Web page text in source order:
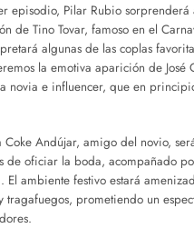
episodio, Pilar Rubio sorprenderá
de Tino Tovar, famoso en el
algunas de las coplas
la emotiva aparición de José
novia e influencer, que en
Coke Andújar, amigo del novio,
de oficiar la boda, acompañado
El ambiente festivo estará
tragafuegos, prometiendo un